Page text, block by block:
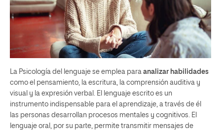
La Psicología del lenguaje se emplea para analizar habilidades
como el pensamiento, la escritura, la comprensión auditiva y
visual y la expresión verbal. El lenguaje escrito es un
instrumento indispensable para el aprendizaje, a través de él
las personas desarrollan procesos mentales y cognitivos. El
lenguaje oral, por su parte, permite transmitir mensajes de